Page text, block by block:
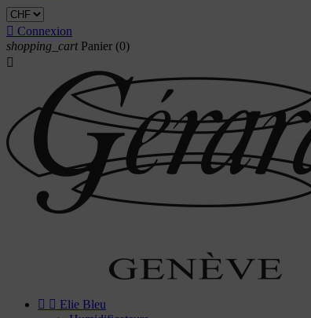
 Connexion
shopping_cart Panier (0)

  Elie Bleu